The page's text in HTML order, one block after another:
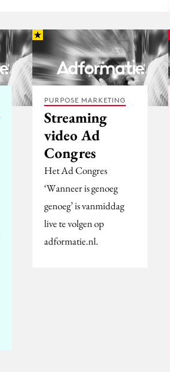
PURPOSE MARKETING
Streaming
video Ad
Congres
Het Ad Congres
‘Wanneer is genoeg
genoeg’ is vanmiddag
live te volgen op
adformatie.nl.